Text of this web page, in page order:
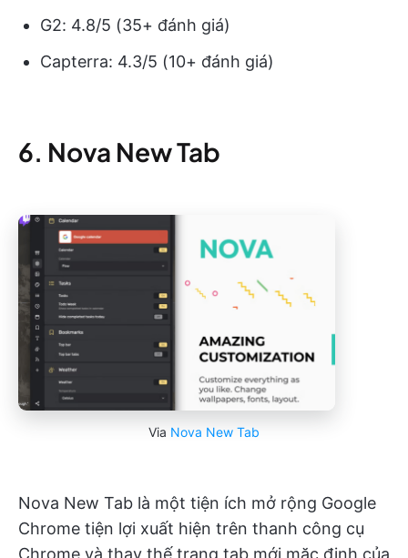
G2: 4.8/5 (35+ đánh giá)
Capterra: 4.3/5 (10+ đánh giá)
6. Nova New Tab
Via Nova New Tab
Nova New Tab là một tiện ích mở rộng Google
Chrome tiện lợi xuất hiện trên thanh công cụ
Chrome và thay thế trang tab mới mặc định của